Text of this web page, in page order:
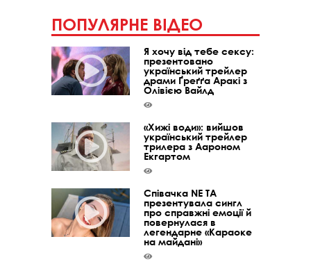
ПОПУЛЯРНЕ ВІДЕО
Я хочу від тебе сексу:
презентовано
український трейлер
драми Ґреґґа Аракі з
Олівією Вайлд
«Хижі води»: вийшов
український трейлер
трилера з Аароном
Екгартом
Співачка NE TA
презентувала сингл
про справжні емоції й
повернулася в
легендарне «Караоке
на майдані»